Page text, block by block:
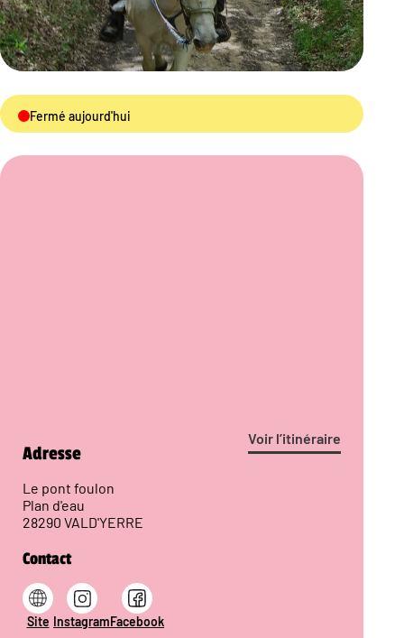
Fermé aujourd'hui
Voir l’itinéraire
Adresse
Le pont foulon
Plan d'eau
28290 VALD'YERRE
Contact
Site InstagramFacebook